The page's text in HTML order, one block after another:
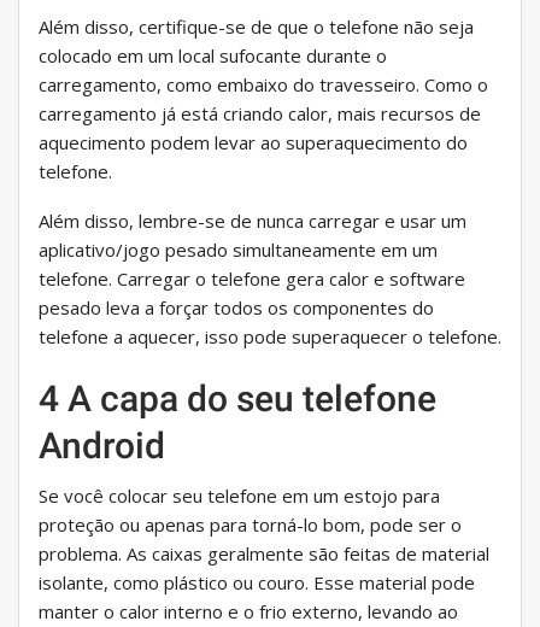
Além disso, certifique-se de que o telefone não seja
colocado em um local sufocante durante o
carregamento, como embaixo do travesseiro. Como o
carregamento já está criando calor, mais recursos de
aquecimento podem levar ao superaquecimento do
telefone.
Além disso, lembre-se de nunca carregar e usar um
aplicativo/jogo pesado simultaneamente em um
telefone. Carregar o telefone gera calor e software
pesado leva a forçar todos os componentes do
telefone a aquecer, isso pode superaquecer o telefone.
4 A capa do seu telefone
Android
Se você colocar seu telefone em um estojo para
proteção ou apenas para torná-lo bom, pode ser o
problema. As caixas geralmente são feitas de material
isolante, como plástico ou couro. Esse material pode
manter o calor interno e o frio externo, levando ao